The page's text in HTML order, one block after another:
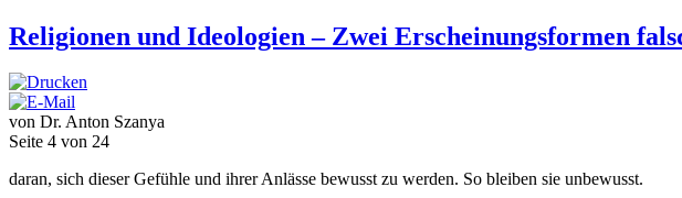
Religionen und Ideologien – Zwei Erscheinungsformen
von Dr. Anton Szanya
Seite 4 von 24
daran, sich dieser Gefühle und ihrer Anlässe bewusst zu werden. So bleiben sie unbewusst.